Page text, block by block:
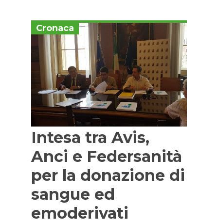
Cronaca
Intesa tra Avis,
Anci e Federsanità
per la donazione di
sangue ed
emoderivati